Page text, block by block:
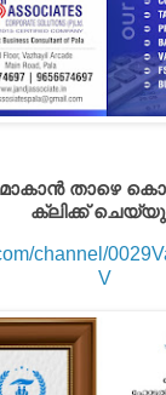
താഴെ
ക്ലിക്ക്
channel/
V